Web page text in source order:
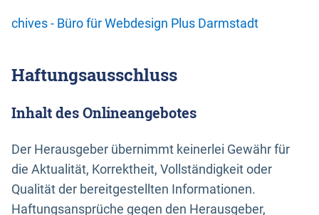
chives - Büro für Webdesign Plus Darmstadt
Haftungsausschluss
Inhalt des Onlineangebotes
Der Herausgeber übernimmt keinerlei Gewähr für
die Aktualität, Korrektheit, Vollständigkeit oder
Qualität der bereitgestellten Informationen.
Haftungsansprüche gegen den Herausgeber,